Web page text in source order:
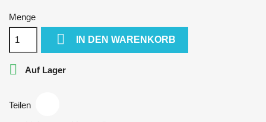
Menge
 IN DEN WARENKORB
 Auf Lager
Teilen